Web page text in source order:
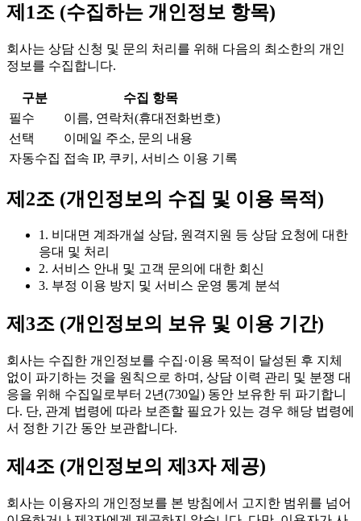
제1조 (수집하는 개인정보 항목)
회사는 상담 신청 및 문의 처리를 위해 다음의 최소한의 개인
정보를 수집합니다.
구분
수집 항목
필수
이름, 연락처(휴대전화번호)
선택
이메일 주소, 문의 내용
자동수집 접속 IP, 쿠키, 서비스 이용 기록
제2조 (개인정보의 수집 및 이용 목적)
1. 비대면 계좌개설 상담, 원격지원 등 상담 요청에 대한
응대 및 처리
2. 서비스 안내 및 고객 문의에 대한 회신
3. 부정 이용 방지 및 서비스 운영 통계 분석
제3조 (개인정보의 보유 및 이용 기간)
회사는 수집한 개인정보를 수집·이용 목적이 달성된 후 지체
없이 파기하는 것을 원칙으로 하며, 상담 이력 관리 및 분쟁 대
응을 위해 수집일로부터 2년(730일) 동안 보유한 뒤 파기합니
다. 단, 관계 법령에 따라 보존할 필요가 있는 경우 해당 법령에
서 정한 기간 동안 보관합니다.
제4조 (개인정보의 제3자 제공)
회사는 이용자의 개인정보를 본 방침에서 고지한 범위를 넘어